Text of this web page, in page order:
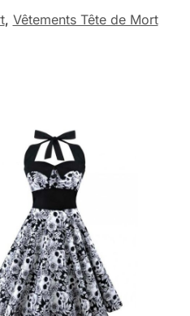
, Vêtements Tête de Mort